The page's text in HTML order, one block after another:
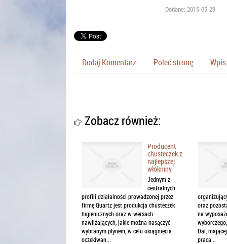
Dodane: 2015-05-29
Dodaj Komentarz Poleć stronę
Zobacz również:
Producent
chusteczek z
najlepszej
włókniny
Jednym z
centralnych
profili działalności prowadzonej przez
firmę Quartz jest produkcja chusteczek
higienicznych oraz w wersach
nawilżających, jakie można nasączyć
wybranym płynem, w celu osiągnięcia
oczekiwan...
oraz
na
Dal,
praca...